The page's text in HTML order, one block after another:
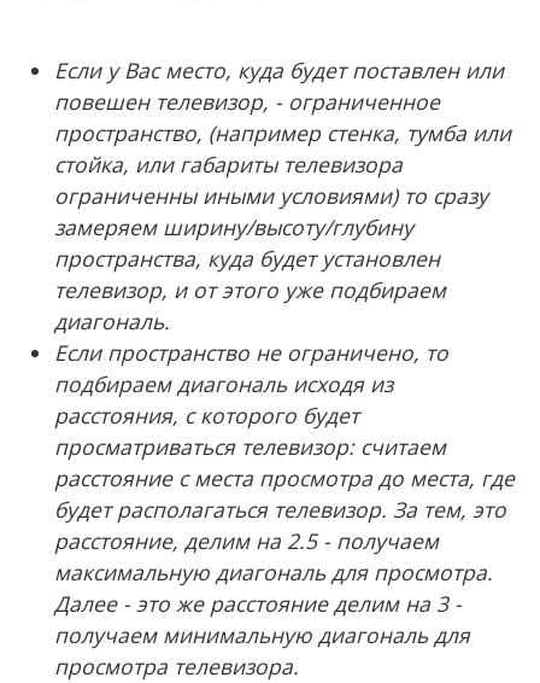
Если у Вас место, куда будет поставлен или
повешен телевизор, - ограниченное
пространство, (например стенка, тумба или
стойка, или габариты телевизора
ограниченны иными условиями) то сразу
замеряем ширину/высоту/глубину
пространства, куда будет установлен
телевизор, и от этого уже подбираем
диагональ.
Если пространство не ограничено, то
подбираем диагональ исходя из
расстояния, с которого будет
просматриваться телевизор: считаем
расстояние с места просмотра до места, где
будет располагаться телевизор. За тем, это
расстояние, делим на 2.5 - получаем
максимальную диагональ для просмотра.
Далее - это же расстояние делим на 3 -
получаем минимальную диагональ для
просмотра телевизора.